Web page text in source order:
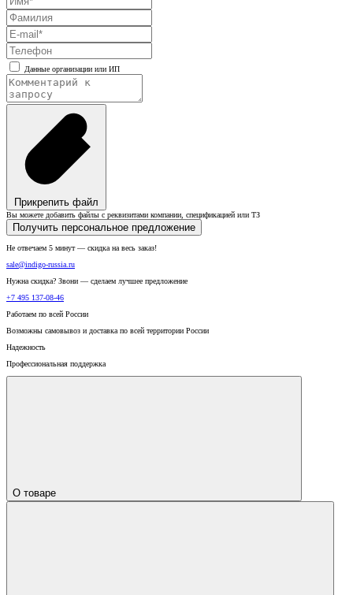
Данные организации или ИП
Прикрепить файл
Вы можете добавить файлы с реквизитами компании, спецификацией или ТЗ
Получить персональное предложение
Не отвечаем 5 минут — скидка на весь заказ!
sale@indigo-russia.ru
Нужна скидка? Звони — сделаем лучшее предложение
+7 495 137-08-46
Работаем по всей России
Возможны самовывоз и доставка по всей территории России
Надежность
Профессиональная поддержка
О товаре